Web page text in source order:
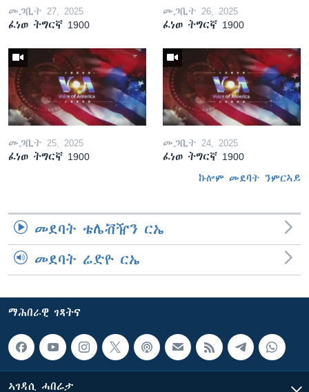
መጋቢት 27, 2025
ፈነወ ትግርኛ 1900
መጋቢት 26, 2025
ፈነወ ትግርኛ 1900
መጋቢት 25, 2025
ፈነወ ትግርኛ 1900
መጋቢት 24, 2025
ፈነወ ትግርኛ 1900
ኩሎም መደባት ንምርኣይ
መደባት ቴሌቭዥን ርኤ
መደባት ሬድዮ ርኤ
ማሕበራዊ ገጻትና
ኣገዳሲ ሓበሬታ